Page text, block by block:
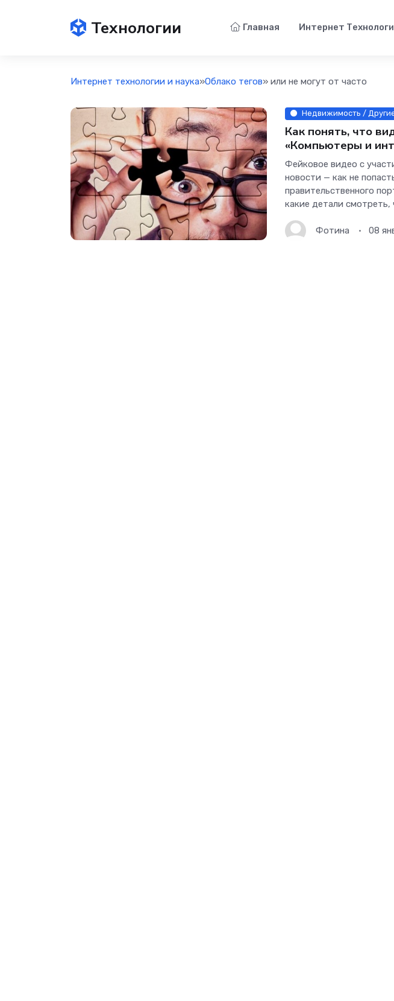
Технологии Главная Интернет
Интернет технологии и наука»Облако тегов» или не могут от часто
Недвижимость /
Как понять, что
«Компьютеры и
Фейковое видео с
новости — как не
правительственного
какие детали
Фотина 08